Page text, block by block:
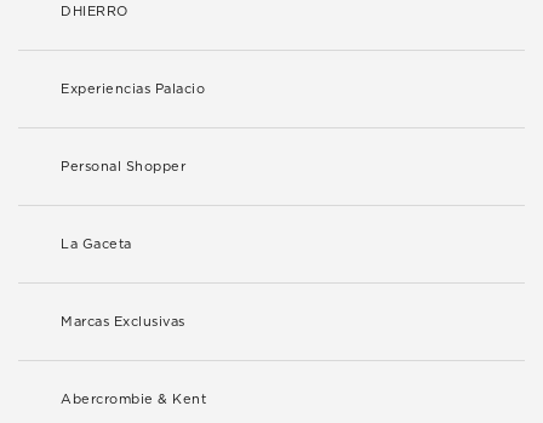
DHIERRO
Experiencias Palacio
Personal Shopper
La Gaceta
Marcas Exclusivas
Abercrombie & Kent